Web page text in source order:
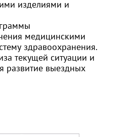
изделиями и
медицинскими
здравоохранения.
текущей ситуации и
развитие выездных